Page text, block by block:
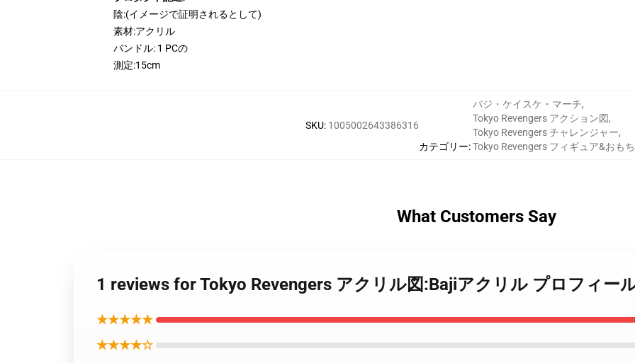
陰:(イメージで証明されるとして)
素材:アクリル
バンドル: 1 PCの
測定:15cm
SKU: 1005002643386316
カテゴリー:
バジ・ケイスケ・マーチ,
Tokyo Revengers アクション図,
Tokyo Revengers チャレンジャー,
Tokyo Revengers フィギュア&おも
What Customers Say
1 reviews for Tokyo Revengers アクリル図:Bajiアクリル プロフィー
★★★★★
★★★★☆